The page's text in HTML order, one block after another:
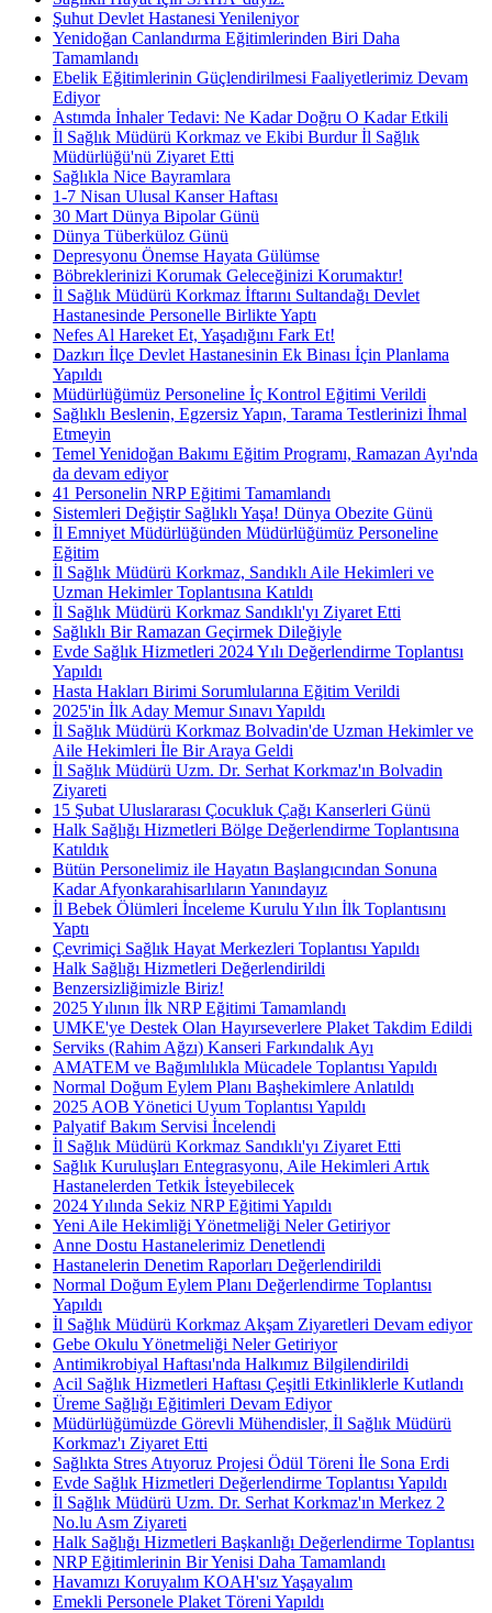
Şuhut Devlet Hastanesi Yenileniyor
Yenidoğan Canlandırma Eğitimlerinden Biri Daha
Tamamlandı
Ebelik Eğitimlerinin Güçlendirilmesi Faaliyetlerimiz Devam
Ediyor
Astımda İnhaler Tedavi: Ne Kadar Doğru O Kadar Etkili
İl Sağlık Müdürü Korkmaz ve Ekibi Burdur İl Sağlık
Müdürlüğü'nü Ziyaret Etti
Sağlıkla Nice Bayramlara
1-7 Nisan Ulusal Kanser Haftası
30 Mart Dünya Bipolar Günü
Dünya Tüberküloz Günü
Depresyonu Önemse Hayata Gülümse
Böbreklerinizi Korumak Geleceğinizi Korumaktır!
İl Sağlık Müdürü Korkmaz İftarını Sultandağı Devlet
Hastanesinde Personelle Birlikte Yaptı
Nefes Al Hareket Et, Yaşadığını Fark Et!
Dazkırı İlçe Devlet Hastanesinin Ek Binası İçin Planlama
Yapıldı
Müdürlüğümüz Personeline İç Kontrol Eğitimi Verildi
Sağlıklı Beslenin, Egzersiz Yapın, Tarama Testlerinizi İhmal
Etmeyin
Temel Yenidoğan Bakımı Eğitim Programı, Ramazan Ayı'nda
da devam ediyor
41 Personelin NRP Eğitimi Tamamlandı
Sistemleri Değiştir Sağlıklı Yaşa! Dünya Obezite Günü
İl Emniyet Müdürlüğünden Müdürlüğümüz Personeline
Eğitim
İl Sağlık Müdürü Korkmaz, Sandıklı Aile Hekimleri ve
Uzman Hekimler Toplantısına Katıldı
İl Sağlık Müdürü Korkmaz Sandıklı'yı Ziyaret Etti
Sağlıklı Bir Ramazan Geçirmek Dileğiyle
Evde Sağlık Hizmetleri 2024 Yılı Değerlendirme Toplantısı
Yapıldı
Hasta Hakları Birimi Sorumlularına Eğitim Verildi
2025'in İlk Aday Memur Sınavı Yapıldı
İl Sağlık Müdürü Korkmaz Bolvadin'de Uzman Hekimler ve
Aile Hekimleri İle Bir Araya Geldi
İl Sağlık Müdürü Uzm. Dr. Serhat Korkmaz'ın Bolvadin
Ziyareti
15 Şubat Uluslararası Çocukluk Çağı Kanserleri Günü
Halk Sağlığı Hizmetleri Bölge Değerlendirme Toplantısına
Katıldık
Bütün Personelimiz ile Hayatın Başlangıcından Sonuna
Kadar Afyonkarahisarlıların Yanındayız
İl Bebek Ölümleri İnceleme Kurulu Yılın İlk Toplantısını
Yaptı
Çevrimiçi Sağlık Hayat Merkezleri Toplantısı Yapıldı
Halk Sağlığı Hizmetleri Değerlendirildi
Benzersizliğimizle Biriz!
2025 Yılının İlk NRP Eğitimi Tamamlandı
UMKE'ye Destek Olan Hayırseverlere Plaket Takdim Edildi
Serviks (Rahim Ağzı) Kanseri Farkındalık Ayı
AMATEM ve Bağımlılıkla Mücadele Toplantısı Yapıldı
Normal Doğum Eylem Planı Başhekimlere Anlatıldı
2025 AOB Yönetici Uyum Toplantısı Yapıldı
Palyatif Bakım Servisi İncelendi
İl Sağlık Müdürü Korkmaz Sandıklı'yı Ziyaret Etti
Sağlık Kuruluşları Entegrasyonu, Aile Hekimleri Artık
Hastanelerden Tetkik İsteyebilecek
2024 Yılında Sekiz NRP Eğitimi Yapıldı
Yeni Aile Hekimliği Yönetmeliği Neler Getiriyor
Anne Dostu Hastanelerimiz Denetlendi
Hastanelerin Denetim Raporları Değerlendirildi
Normal Doğum Eylem Planı Değerlendirme Toplantısı
Yapıldı
İl Sağlık Müdürü Korkmaz Akşam Ziyaretleri Devam ediyor
Gebe Okulu Yönetmeliği Neler Getiriyor
Antimikrobiyal Haftası'nda Halkımız Bilgilendirildi
Acil Sağlık Hizmetleri Haftası Çeşitli Etkinliklerle Kutlandı
Üreme Sağlığı Eğitimleri Devam Ediyor
Müdürlüğümüzde Görevli Mühendisler, İl Sağlık Müdürü
Korkmaz'ı Ziyaret Etti
Sağlıkta Stres Atıyoruz Projesi Ödül Töreni İle Sona Erdi
Evde Sağlık Hizmetleri Değerlendirme Toplantısı Yapıldı
İl Sağlık Müdürü Uzm. Dr. Serhat Korkmaz'ın Merkez 2
No.lu Asm Ziyareti
Halk Sağlığı Hizmetleri Başkanlığı Değerlendirme Toplantısı
NRP Eğitimlerinin Bir Yenisi Daha Tamamlandı
Havamızı Koruyalım KOAH'sız Yaşayalım
Emekli Personele Plaket Töreni Yapıldı